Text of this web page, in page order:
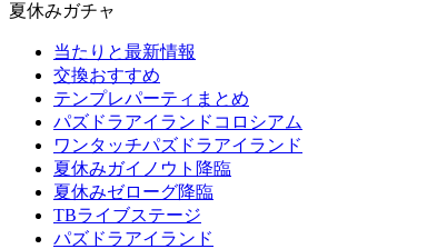
夏休みガチャ
当たりと最新情報
交換おすすめ
テンプレパーティまとめ
パズドラアイランドコロシアム
ワンタッチパズドラアイランド
夏休みガイノウト降臨
夏休みゼローグ降臨
TBライブステージ
パズドラアイランド